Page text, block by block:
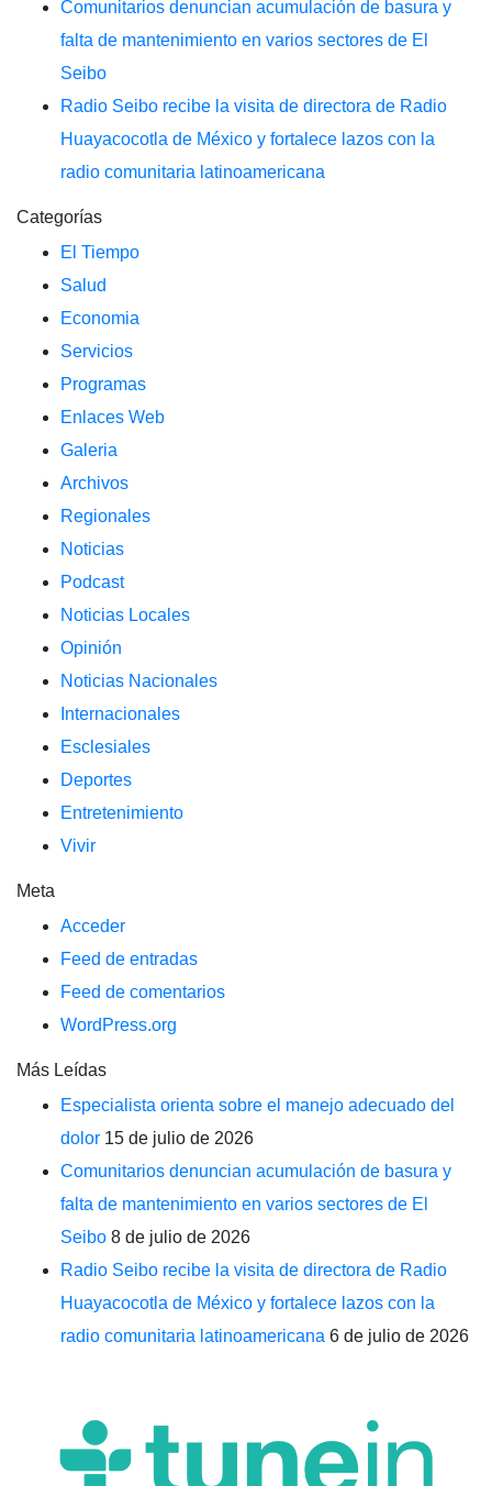
Comunitarios denuncian acumulación de basura y
falta de mantenimiento en varios sectores de El
Seibo
Radio Seibo recibe la visita de directora de Radio
Huayacocotla de México y fortalece lazos con la
radio comunitaria latinoamericana
Categorías
El Tiempo
Salud
Economia
Servicios
Programas
Enlaces Web
Galeria
Archivos
Regionales
Noticias
Podcast
Noticias Locales
Opinión
Noticias Nacionales
Internacionales
Esclesiales
Deportes
Entretenimiento
Vivir
Meta
Acceder
Feed de entradas
Feed de comentarios
WordPress.org
Más Leídas
Especialista orienta sobre el manejo adecuado del
dolor 15 de julio de 2026
Comunitarios denuncian acumulación de basura y
falta de mantenimiento en varios sectores de El
Seibo 8 de julio de 2026
Radio Seibo recibe la visita de directora de Radio
Huayacocotla de México y fortalece lazos con la
radio comunitaria latinoamericana 6 de julio de 2026